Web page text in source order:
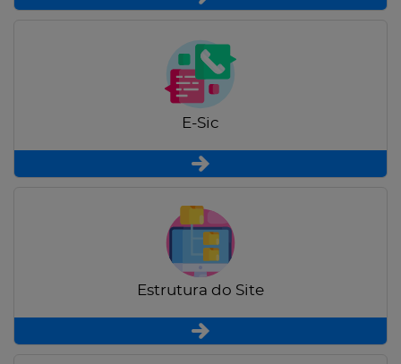
E-Sic
Estrutura do Site